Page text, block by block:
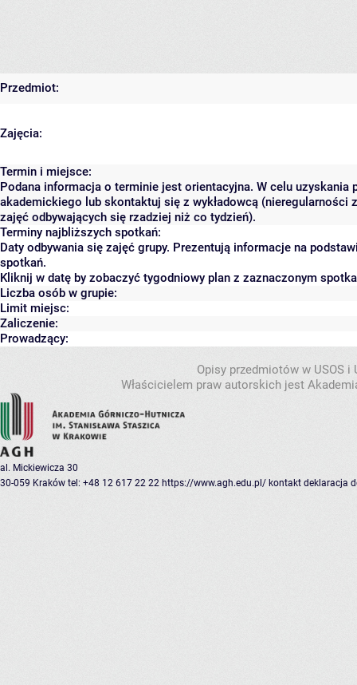
Przedmiot:
Zajęcia:
Termin i miejsce:
Podana informacja o terminie jest orientacyjna. W celu
akademickiego lub skontaktuj się z wykładowcą (nieregularności
zajęć odbywających się rzadziej niż co tydzień).
Terminy najbliższych spotkań:
Daty odbywania się zajęć grupy. Prezentują informacje na
spotkań.
Kliknij w datę by zobaczyć tygodniowy plan z zaznaczonym
Liczba osób w grupie:
Limit miejsc:
Zaliczenie:
Prowadzący:
Opisy przedmiotów w USOS
Właścicielem praw autorskich jest
al. Mickiewicza 30
30-059 Kraków tel: +48 12 617 22 22 https://www.agh.edu.pl/ kontakt deklaracja